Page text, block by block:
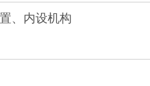
、内设机构